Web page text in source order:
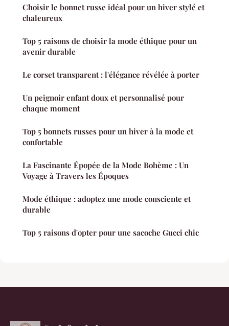
Choisir le bonnet russe idéal pour un hiver stylé et
chaleureux
Top 5 raisons de choisir la mode éthique pour un
avenir durable
Le corset transparent : l'élégance révélée à porter
Un peignoir enfant doux et personnalisé pour
chaque moment
Top 5 bonnets russes pour un hiver à la mode et
confortable
La Fascinante Épopée de la Mode Bohème : Un
Voyage à Travers les Époques
Mode éthique : adoptez une mode consciente et
durable
Top 5 raisons d'opter pour une sacoche Gucci chic